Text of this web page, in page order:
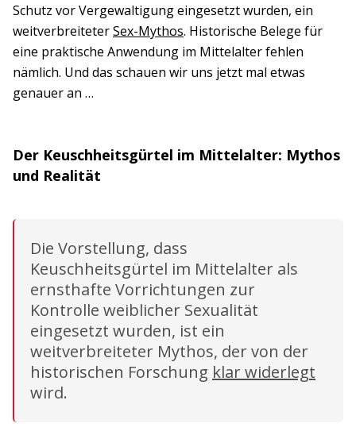
Schutz vor Vergewaltigung eingesetzt wurden, ein
weitverbreiteterSex-Mythos. Historische Belege für
eine praktische Anwendung im Mittelalter fehlen
nämlich. Und das schauen wir uns jetzt mal etwas
genauer an …
Der Keuschheitsgürtel im Mittelalter: Mythos
und Realität
Die Vorstellung, dass
Keuschheitsgürtel im Mittelalter als
ernsthafte Vorrichtungen zur
Kontrolle weiblicher Sexualität
eingesetzt wurden, ist ein
weitverbreiteter Mythos, der von der
historischen Forschung klar widerlegt
wird.